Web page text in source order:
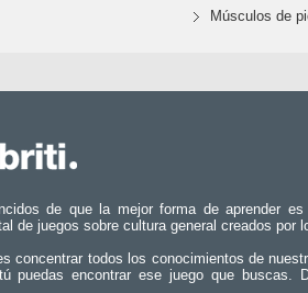
Músculos de
de que la mejor forma de aprender
de juegos sobre cultura general creados por
concentrar todos los conocimientos de
puedas encontrar ese juego que buscas.